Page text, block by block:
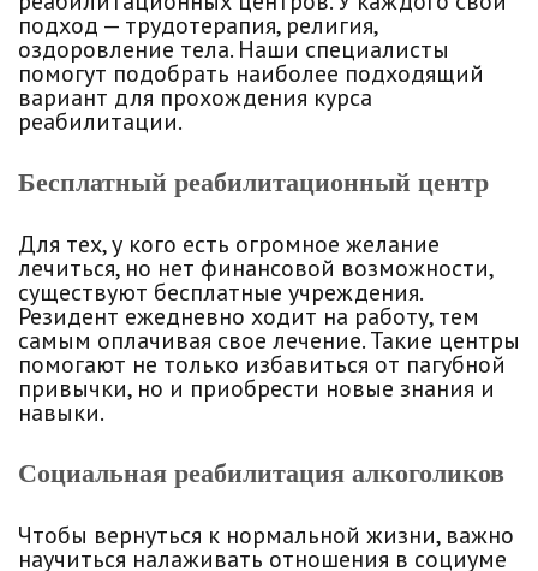
подход — трудотерапия, религия,
оздоровление тела. Наши специалисты
помогут подобрать наиболее подходящий
вариант для прохождения курса
реабилитации.
Бесплатный реабилитационный центр
Для тех, у кого есть огромное желание
лечиться, но нет финансовой возможности,
существуют бесплатные учреждения.
Резидент ежедневно ходит на работу, тем
самым оплачивая свое лечение. Такие центры
помогают не только избавиться от пагубной
привычки, но и приобрести новые знания и
навыки.
Социальная реабилитация алкоголиков
Чтобы вернуться к нормальной жизни, важно
научиться налаживать отношения в социуме